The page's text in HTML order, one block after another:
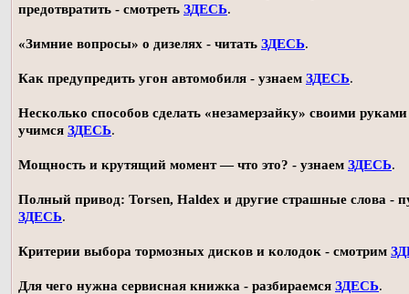
предотвратить - смотреть ЗДЕСЬ.
«Зимние вопросы» о дизелях - читать ЗДЕСЬ.
Как предупредить угон автомобиля - узнаем ЗДЕСЬ.
Несколько способов сделать «незамерзайку» своими
учимся ЗДЕСЬ.
Мощность и крутящий момент — что это? - узнаем ЗДЕСЬ.
Полный привод: Torsen, Haldex и другие страшные слова -
ЗДЕСЬ.
Критерии выбора тормозных дисков и колодок - смотрим
Для чего нужна сервисная книжка - разбираемся ЗДЕСЬ.